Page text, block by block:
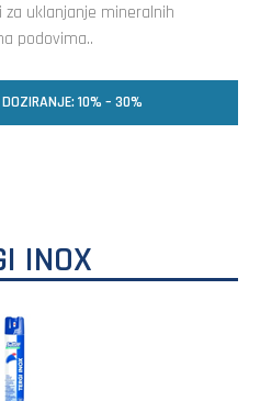
uklanjanje mineralnih
podovima..
10% – 30%
INOX